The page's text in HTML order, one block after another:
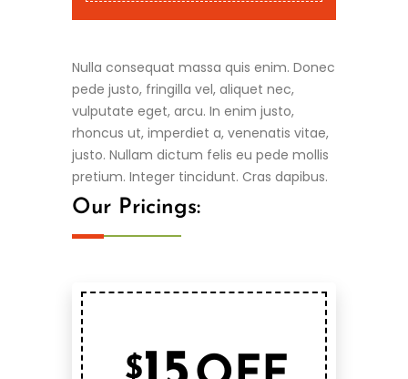
Nulla consequat massa quis enim. Donec
vulputate eget, arcu. In enim justo,
rhoncus ut, imperdiet a, venenatis vitae,
justo. Nullam dictum felis eu pede mollis
pretium. Integer tincidunt. Cras dapibus.
Our Pricings:
Water Softener &